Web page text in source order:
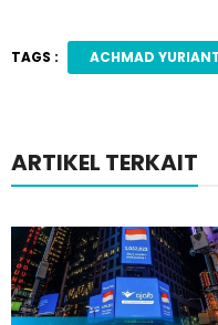
TAGS : ACHMAD
ARTIKEL TERKAIT